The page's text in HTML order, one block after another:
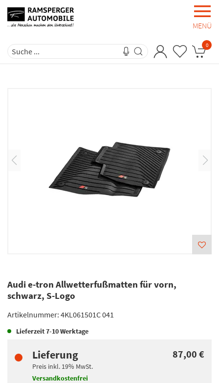
MENÜ
0
Audi e-tron Allwetterfußmatten für vorn,
schwarz, S-Logo
Artikelnummer: 4KL061501C 041
Lieferzeit7-10 Werktage
Lieferung
Preis inkl. 19% MwSt.
Versandkostenfrei
87,00 €